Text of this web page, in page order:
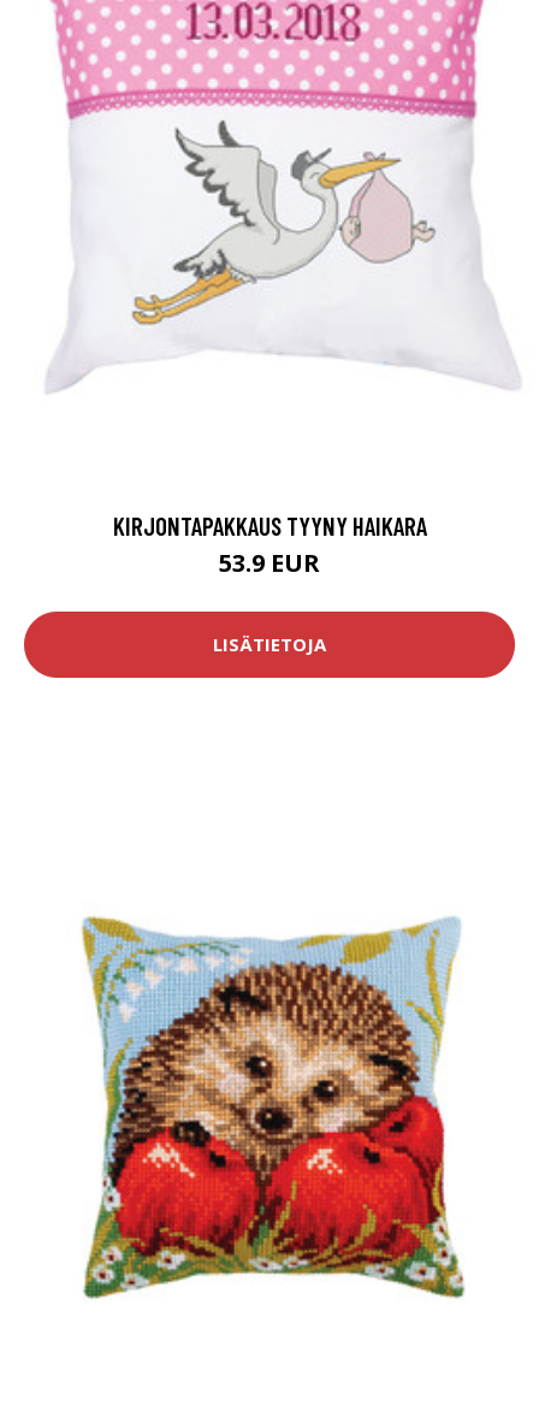
KIRJONTAPAKKAUS TYYNY HAIKARA
53.9 EUR
LISÄTIETOJA